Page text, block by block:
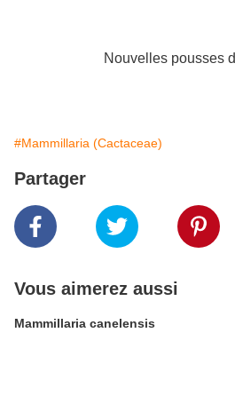
Nouvelles pousses
#Mammillaria (Cactaceae)
Partager
Vous aimerez aussi
Mammillaria canelensis